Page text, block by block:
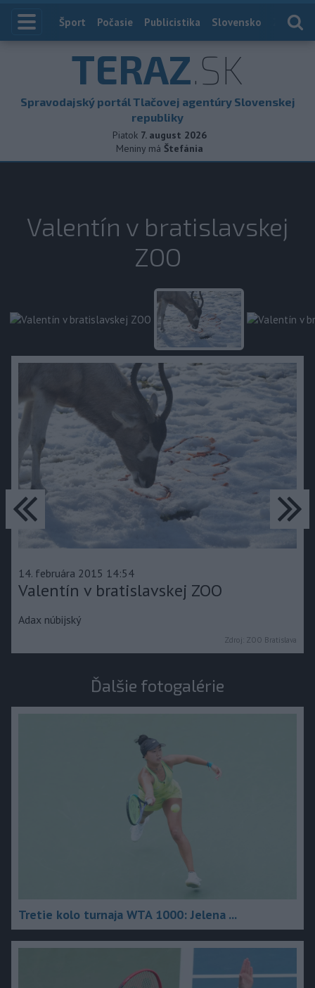
Index
Šport Počasie Publicistika Slovensko
TERAZ.SK
Spravodajský portál Tlačovej agentúry Slovenskej
republiky
Piatok 7. august 2026
Meniny má Štefánia
Valentín v bratislavskej
ZOO
14. februára 2015 14:54
Valentín v bratislavskej ZOO
Adax núbijský
Zdroj: ZOO Bratislava
predchádzajúce
Ďalšie fotogalérie
Tretie kolo turnaja WTA 1000: Jelena ...